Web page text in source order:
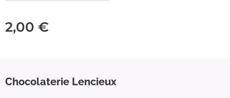
2,00 €
Chocolaterie Lencieux